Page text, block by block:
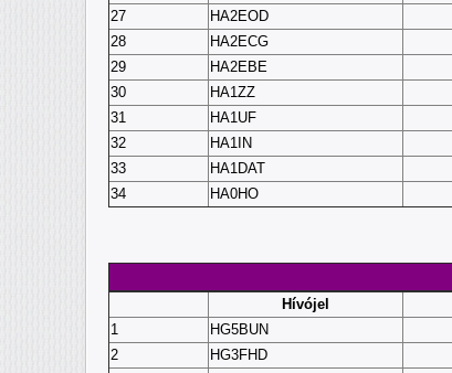
27
HA2EOD
28
HA2ECG
29
HA2EBE
30
HA1ZZ
31
HA1UF
32
HA1IN
33
HA1DAT
34
HA0HO
Hívójel
1
HG5BUN
2
HG3FHD